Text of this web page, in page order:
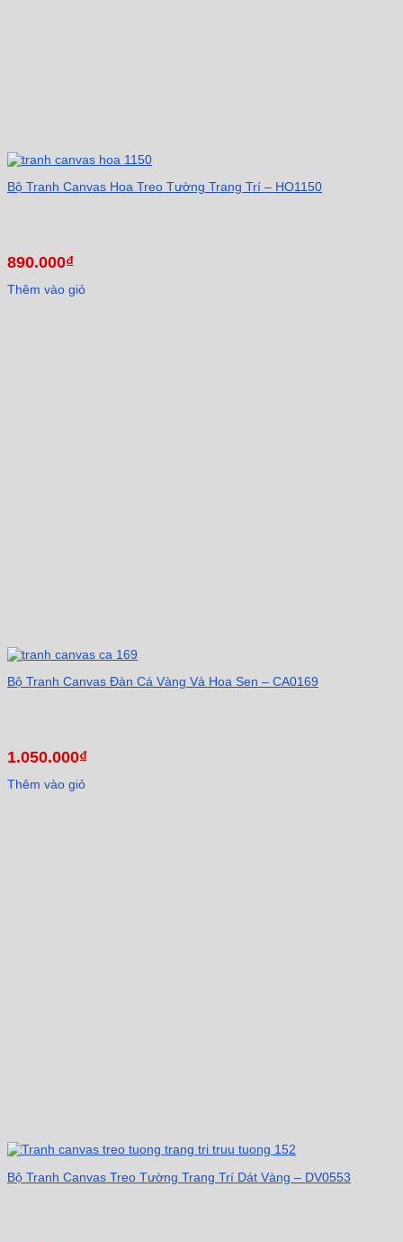
Bộ Tranh Canvas Hoa Treo Tường Trang Trí – HO1150
890.000₫
Thêm vào giỏ
Bộ Tranh Canvas Đàn Cá Vàng Và Hoa Sen – CA0169
1.050.000₫
Thêm vào giỏ
Bộ Tranh Canvas Treo Tường Trang Trí Dát Vàng – DV0553